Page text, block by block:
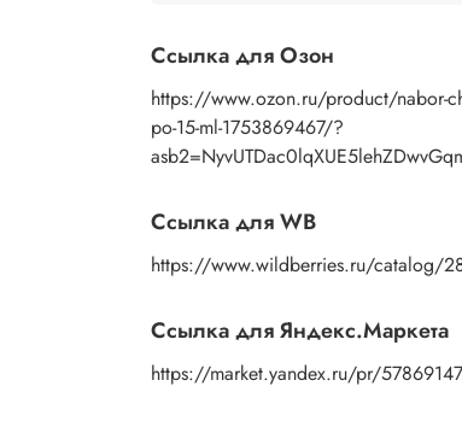
Ссылка для Озон
https://www.ozon.ru/product/nabor-
po-15-ml-1753869467/?
Ссылка для WB
https://www.wildberries.ru/catalog/
Ссылка для Яндекс.Маркета
https://market.yandex.ru/pr/